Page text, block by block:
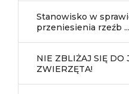
Stanowisko w
przeniesienia rzeźb ...
NIE ZBLIŻAJ SIĘ DO
ZWIERZĘTA!